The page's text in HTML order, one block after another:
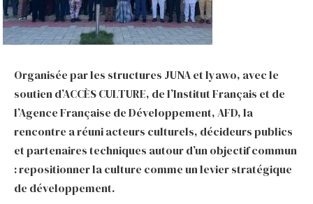
Organisée par les structures JUNA et Iyawo, avec le
soutien d’ACCÈS CULTURE, de l’Institut Français et de
l’Agence Française de Développement, AFD, la
rencontre a réuni acteurs culturels, décideurs publics
et partenaires techniques autour d’un objectif commun
: repositionner la culture comme un levier stratégique
de développement.